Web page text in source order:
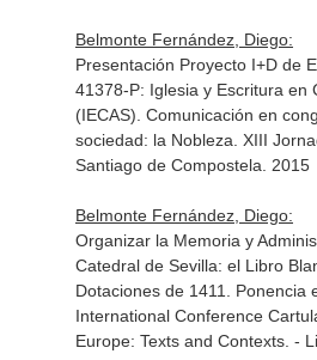
Belmonte Fernández, Diego:
Presentación Proyecto I+D de
41378-P: Iglesia y Escritura en
(IECAS). Comunicación en
sociedad: la Nobleza. XIII
Santiago de Compostela. 2015
Belmonte Fernández, Diego:
Organizar la Memoria y
Catedral de Sevilla: el Libro
Dotaciones de 1411. Ponencia
International Conference
Europe: Texts and Contexts. -